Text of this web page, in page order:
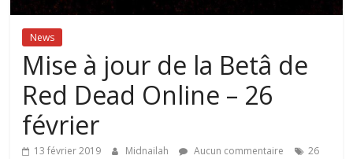
News
Mise à jour de la Betâ de
Red Dead Online – 26
février
13 février 2019 Midnailah Aucun commentaire
26